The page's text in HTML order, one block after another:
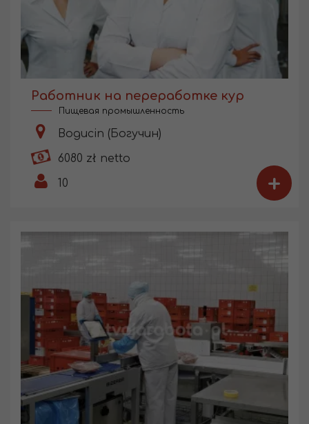
Работник на переработке кур
Пищевая промышленность
Bogucin (Богучин)
6080 zł netto
10
+